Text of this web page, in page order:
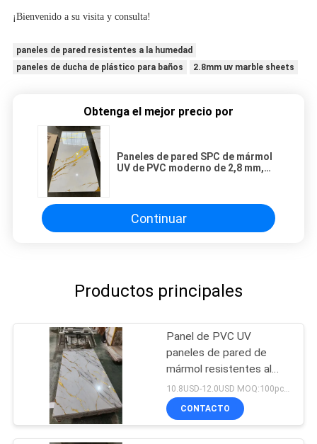
¡Bienvenido a su visita y consulta!
paneles de pared resistentes a la humedad
paneles de ducha de plástico para baños
2.8mm uv marble sheets
Obtenga el mejor precio por
Paneles de pared SPC de mármol
UV de PVC moderno de 2,8 mm,
Continuar
Productos principales
Panel de PVC UV
paneles de pared de
mármol resistentes al
agua paneles
decorativos de alto brillo
CONTACTO